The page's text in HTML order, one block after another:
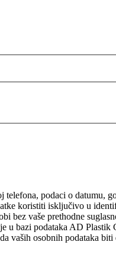
podaci o datumu,
koristiti isključivo u
vaše prethodne
u bazi podataka AD
vaših osobnih podataka biti